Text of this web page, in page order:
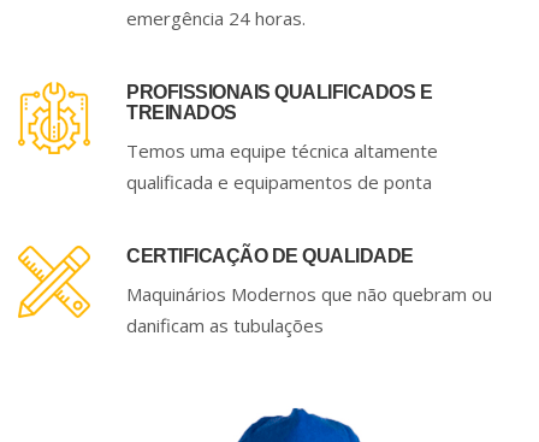
emergência 24 horas.
PROFISSIONAIS QUALIFICADOS E
TREINADOS
Temos uma equipe técnica altamente
qualificada e equipamentos de ponta
CERTIFICAÇÃO DE QUALIDADE
Maquinários Modernos que não quebram ou
danificam as tubulações